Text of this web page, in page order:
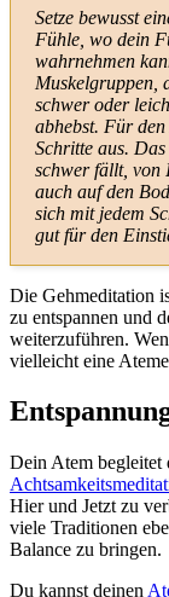
Setze bewusst
Fühle, wo dein
wahrnehmen
Muskelgruppen,
schwer oder
abhebst. Für
Schritte aus.
schwer fällt, von
auch auf den
sich mit jedem
gut für den
Die Gehmeditation
zu entspannen und
weiterzuführen.
vielleicht eine
Dein Atem
Hier und Jetzt zu
viele Traditionen
Balance zu bringen.
Du kannst deinen